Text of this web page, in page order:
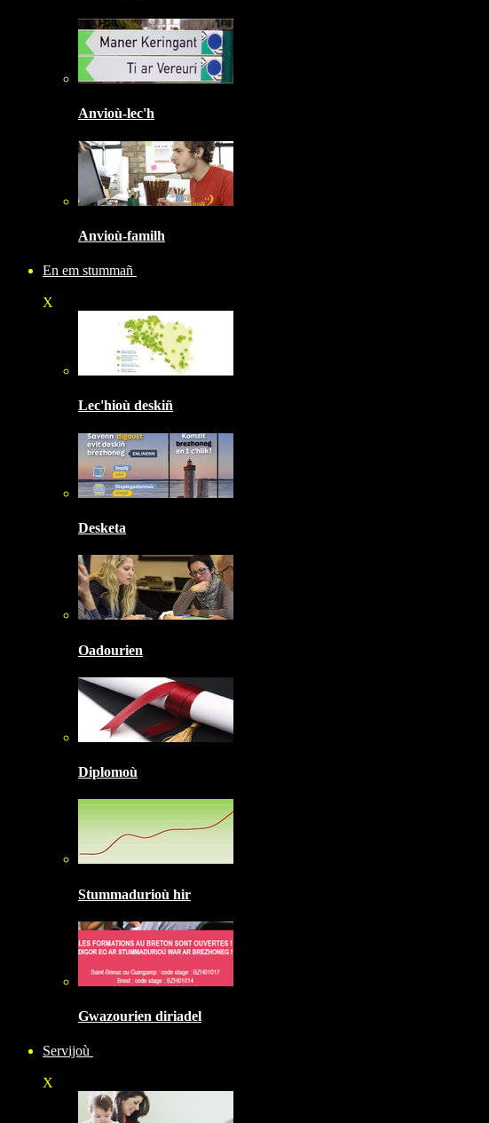
Anvioù-lec'h
Anvioù-familh
En em stummañ
X
Lec'hioù deskiñ
Desketa
Oadourien
Diplomoù
Stummadurioù hir
Gwazourien diriadel
Servijoù
X